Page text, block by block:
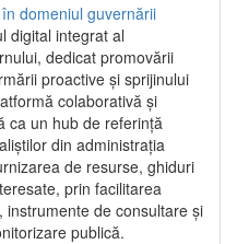
domeniul guvernării
digital integrat al
dedicat promovării
proactive și sprijinului
colaborativă și
ca un hub de referință
din administrația
de resurse, ghiduri
prin facilitarea
de consultare și
publică.